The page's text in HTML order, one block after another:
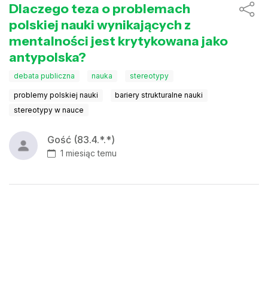
Dlaczego teza o problemach
polskiej nauki wynikających z
mentalności jest krytykowana jako
antypolska?
debata publiczna nauka stereotypy
problemy polskiej nauki
bariery strukturalne nauki
stereotypy w nauce
Gość (83.4.*.*)
1 miesiąc temu